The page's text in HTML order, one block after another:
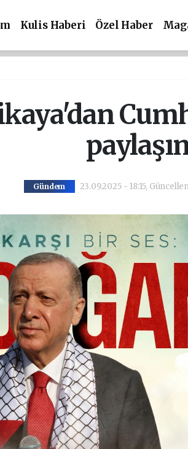
Kulis Haberi Özel Haber
Gündem 23.09.2025 - 18:15,